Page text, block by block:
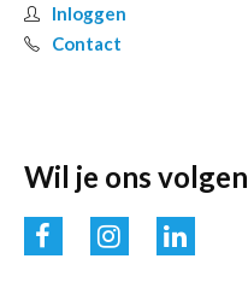
Inloggen
Contact
Wil je ons volgen